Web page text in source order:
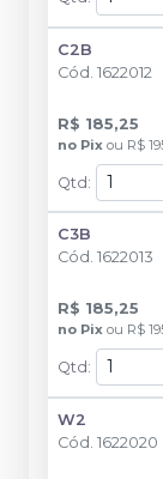
C2B
Cód. 1622012
R$ 185,25
no Pix ou R$
Qtd:
C3B
Cód. 1622013
R$ 185,25
no Pix ou R$
Qtd :
W2
Cód. 1622020